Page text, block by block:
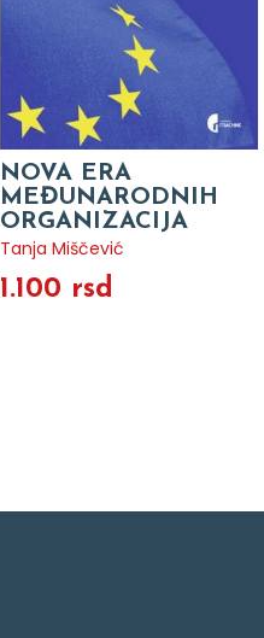
NOVA ERA
MEĐUNARODNIH
ORGANIZACIJA
Tanja Miščević
1.100 rsd